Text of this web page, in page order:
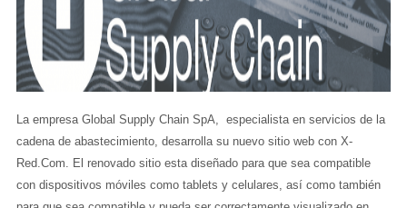
La empresa Global Supply Chain SpA, especialista en servicios de la
cadena de abastecimiento, desarrolla su nuevo sitio web con X-
Red.Com. El renovado sitio esta diseñado para que sea compatible
con dispositivos móviles como tablets y celulares, así como también